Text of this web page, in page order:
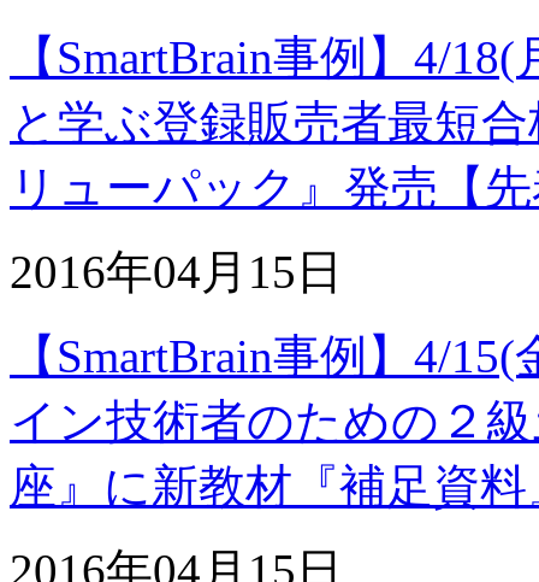
【SmartBrain事例】4/
と学ぶ登録販売者最短
リューパック』発売【
2016年04月15日
【SmartBrain事例】4/
イン技術者のための２
座』に新教材『補足資
2016年04月15日